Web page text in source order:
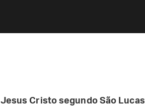
Cristo segundo São Lucas